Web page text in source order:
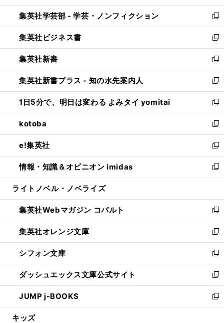
開
く
ウ
で
開
く
ン
ド
ウ
で
開
く
ウ
ィ
ン
ド
ウ
で
開
く
集英社学芸部 - 学芸・ノンフィクション
新
し
い
ウ
ィ
ン
ド
ウ
で
開
く
集英社ビジネス書
新
し
い
ウ
ィ
ン
ド
ウ
で
開
く
集英社新書
新
し
い
ウ
ィ
ン
ド
ウ
で
開
く
集英社新書プラス - 知の水先案内人
新
し
い
ウ
ィ
ン
ド
ウ
で
開
1日5分で、明日は変わる よみタイ yomitai
新
し
い
ウ
ィ
ン
ド
ウ
開
く
kotoba
新
し
い
ウ
ィ
ン
ウ
で
開
く
e!集英社
新
し
い
ウ
ン
ド
ウ
で
開
く
情報・知識＆オピニオン imidas
新
し
ウ
ィ
ン
ド
ウ
で
開
く
ライトノベル・ノベライズ
集英社Webマガジン コバルト
新
し
い
ウ
ィ
ン
ド
ウ
で
開
集英社オレンジ文庫
新
し
い
ウ
ィ
ン
ド
ウ
シフォン文庫
新
し
い
ウ
ィ
ン
ダッシュエックス文庫公式サイト
新
し
い
ウ
JUMP j-BOOKS
新
し
キッズ